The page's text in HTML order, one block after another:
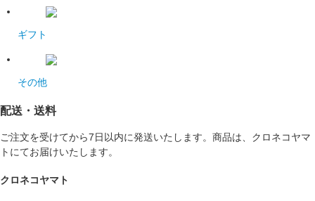
ギフト
その他
配送・送料
ご注文を受けてから7日以内に発送いたします。商品は、クロネコヤマ
トにてお届けいたします。
クロネコヤマト